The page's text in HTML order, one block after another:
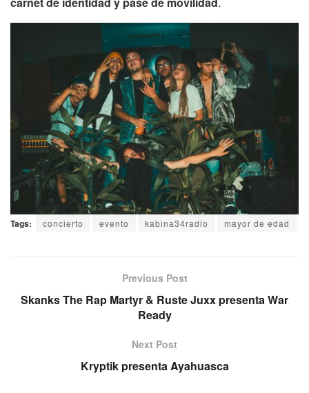
Tags: concierto evento kabina34radio mayor de edad
Previous Post
Skanks The Rap Martyr & Ruste Juxx presenta War
Ready
Next Post
Kryptik presenta Ayahuasca